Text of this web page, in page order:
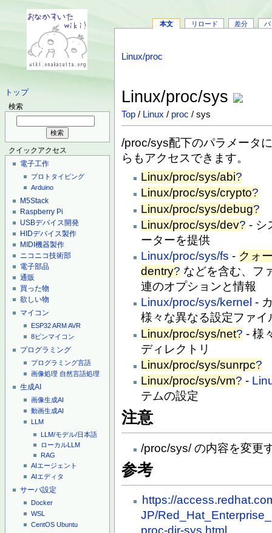
トップ
検索
クイックアクセス
電子工作
プロトタイピング
Arduino
M5Stack
Raspberry Pi
USBデバイス開発
HIDデバイス製作
MIDI機器製作
ニコニコ技術部
電子部品
通販
買った物
欲しい物
マイコン
ESP32ARMAVR
8ピンマイコン
プログラミング
プログラミング言語
画像処理 自然言語処理
生成AI
画像生成AI
動画生成AI
LLM
LLM/モデル/日本語
ローカルLLM
RAG
AIエージェント
AIエディタ
サーバ設定
Docker
WSL
CentOS Ubuntu
本文 リロード 差分 バ
Linux/proc
Linux/proc/sys
Top / Linux / proc / sys
/proc/sys配下のパラメータ
らもアクセスできます。
Linux/proc/sys/abi?
Linux/proc/sys/crypto?
Linux/proc/sys/debug?
Linux/proc/sys/dev? - シ
ーターを提供
Linux/proc/sys/fs - クォ
dentry? などを含む、フ
連のオプションと情報
Linux/proc/sys/kernel -
様々な異なる設定ファイ
Linux/proc/sys/net? - 様
ディレクトリ
Linux/proc/sys/sunrpc?
Linux/proc/sys/vm? -
テムの設定
注意
/proc/sys/ の内容を変更
参考
https://
JP/
proc-dir-sys.html